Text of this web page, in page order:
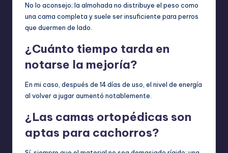
No lo aconsejo; la almohada no distribuye el peso como
una cama completa y suele ser insuficiente para perros
que duermen de lado.
¿Cuánto tiempo tarda en
notarse la mejoría?
En mi caso, después de 14 días de uso, el nivel de energía
al volver a jugar aumentó notablemente.
¿Las camas ortopédicas son
aptas para cachorros?